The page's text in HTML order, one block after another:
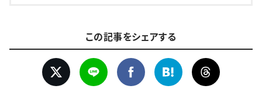
この記事をシェアする